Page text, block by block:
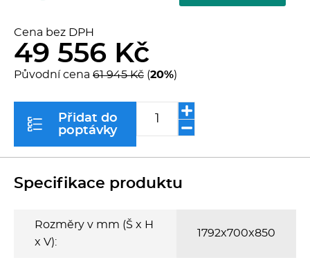
Transport, výdej a regen.
Multifunkce - speciály
Vařiče a výrobníky těstovin
Vodní lázně
Nerez
Cena bez DPH
49 556 Kč
Původní cena 61 945 Kč (20%)
Přidat do
poptávky
Specifikace produktu
Rozměry v mm (Š x H
x V):
1792x700x850